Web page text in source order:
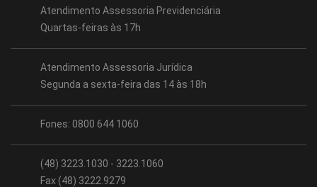
Atendimento Assessoria Previdenciária
Quartas-feiras às 17h
Atendimento Assessoria Jurídica
Segunda a sexta-feira das 14 às 18h
Fones: 0800 644 1060
(48) 3223.1030 - 3223.1060
Fax (48) 3222.9279